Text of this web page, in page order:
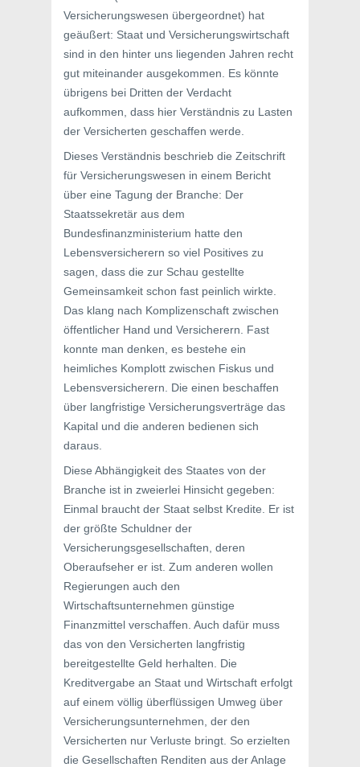
Versicherungswesen übergeordnet) hat
geäußert: Staat und Versicherungswirtschaft
sind in den hinter uns liegenden Jahren recht
gut miteinander ausgekommen. Es könnte
übrigens bei Dritten der Verdacht
aufkommen, dass hier Verständnis zu Lasten
der Versicherten geschaffen werde.
Dieses Verständnis beschrieb die Zeitschrift
für Versicherungswesen in einem Bericht
über eine Tagung der Branche: Der
Staatssekretär aus dem
Bundesfinanzministerium hatte den
Lebensversicherern so viel Positives zu
sagen, dass die zur Schau gestellte
Gemeinsamkeit schon fast peinlich wirkte.
Das klang nach Komplizenschaft zwischen
öffentlicher Hand und Versicherern. Fast
konnte man denken, es bestehe ein
heimliches Komplott zwischen Fiskus und
Lebensversicherern. Die einen beschaffen
über langfristige Versicherungsverträge das
Kapital und die anderen bedienen sich
daraus.
Diese Abhängigkeit des Staates von der
Branche ist in zweierlei Hinsicht gegeben:
Einmal braucht der Staat selbst Kredite. Er ist
der größte Schuldner der
Versicherungsgesellschaften, deren
Oberaufseher er ist. Zum anderen wollen
Regierungen auch den
Wirtschaftsunternehmen günstige
Finanzmittel verschaffen. Auch dafür muss
das von den Versicherten langfristig
bereitgestellte Geld herhalten. Die
Kreditvergabe an Staat und Wirtschaft erfolgt
auf einem völlig überflüssigen Umweg über
Versicherungsunternehmen, der den
Versicherten nur Verluste bringt. So erzielten
die Gesellschaften Renditen aus der Anlage